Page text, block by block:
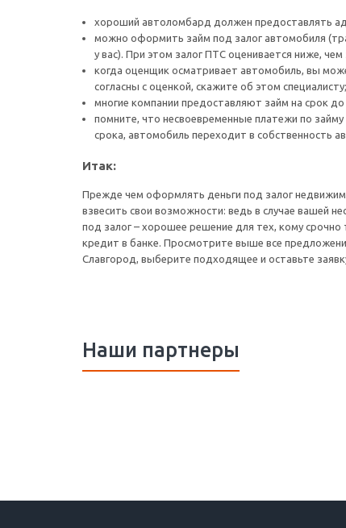
хороший автоломбард должен предоставлять
можно оформить займ под залог автомобиля
у вас). При этом залог ПТС оценивается ниже, чем
когда оценщик осматривает автомобиль, вы
согласны с оценкой, скажите об этом специалисту;
многие компании предоставляют займ на срок
помните, что несвоевременные платежи по
срока, автомобиль переходит в собственность
Итак:
Прежде чем оформлять деньги под залог
взвесить свои возможности: ведь в случае вашей
под залог – хорошее решение для тех, кому срочно
кредит в банке. Просмотрите выше все
Славгород, выберите подходящее и оставьте
Наши партнеры